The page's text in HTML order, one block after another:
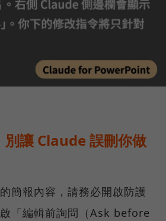
別讓 Claude 誤刪你做
簡報內容，請務必開啟防護
「編輯前詢問（Ask before